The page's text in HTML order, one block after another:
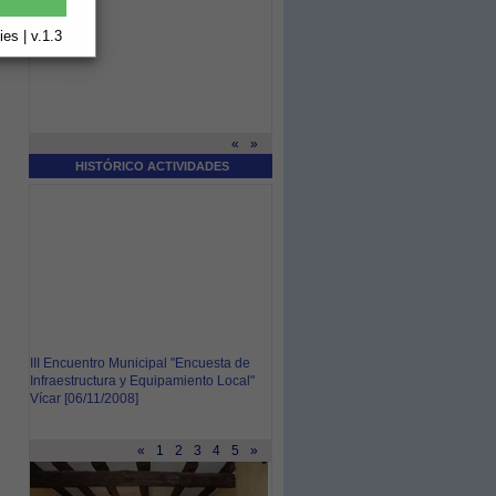
| v.1.3
« »
HISTÓRICO ACTIVIDADES
III Encuentro Municipal "Encuesta de
Infraestructura y Equipamiento Local"
Vícar [06/11/2008]
« 1 2 3 4 5 »